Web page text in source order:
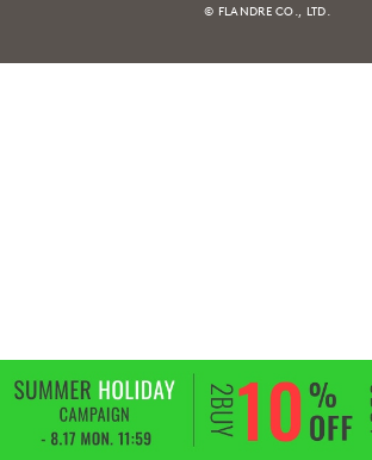
© FLANDRE CO., LTD.